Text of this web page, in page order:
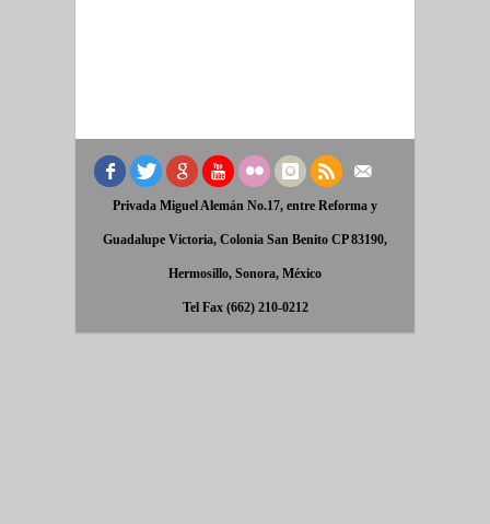
Privada Miguel Alemán No.17, entre Reforma y
Guadalupe Victoria, Colonia San Benito CP 83190,
Hermosillo, Sonora, México
Tel Fax (662) 210-0212